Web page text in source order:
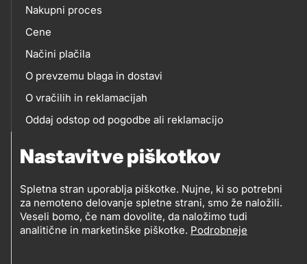
Nastavitve piškotkov
Spletna stran uporablja piškotke. Nujne, ki so potrebni
za nemoteno delovanje spletne strani, smo že naložili.
Veseli bomo, če nam dovolite, da naložimo tudi
analitične in marketinške piškotke. Podrobneje
eshop
Nakupni proces
Cene
Načini plačila
O prevzemu blaga in dostavi
O vračilih in reklamacijah
Oddaj odstop od pogodbe ali reklamacijo
(OEEO)